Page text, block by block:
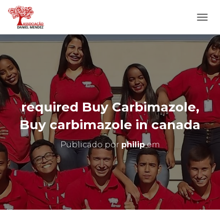
L
T
E
R
N
A
N
A
E
G
O
required Buy Carbimazole,
Buy carbimazole in canada
Publicado por philipem